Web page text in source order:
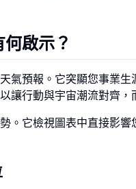
啟示？
氣預報。它突顯您事業
讓行動與宇宙潮流對齊，
。它檢視圖表中直接影